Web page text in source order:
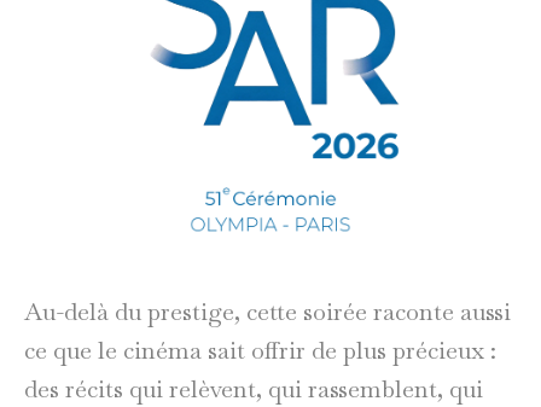
Au-delà du prestige, cette soirée raconte aussi
ce que le cinéma sait offrir de plus précieux :
des récits qui relèvent, qui rassemblent, qui